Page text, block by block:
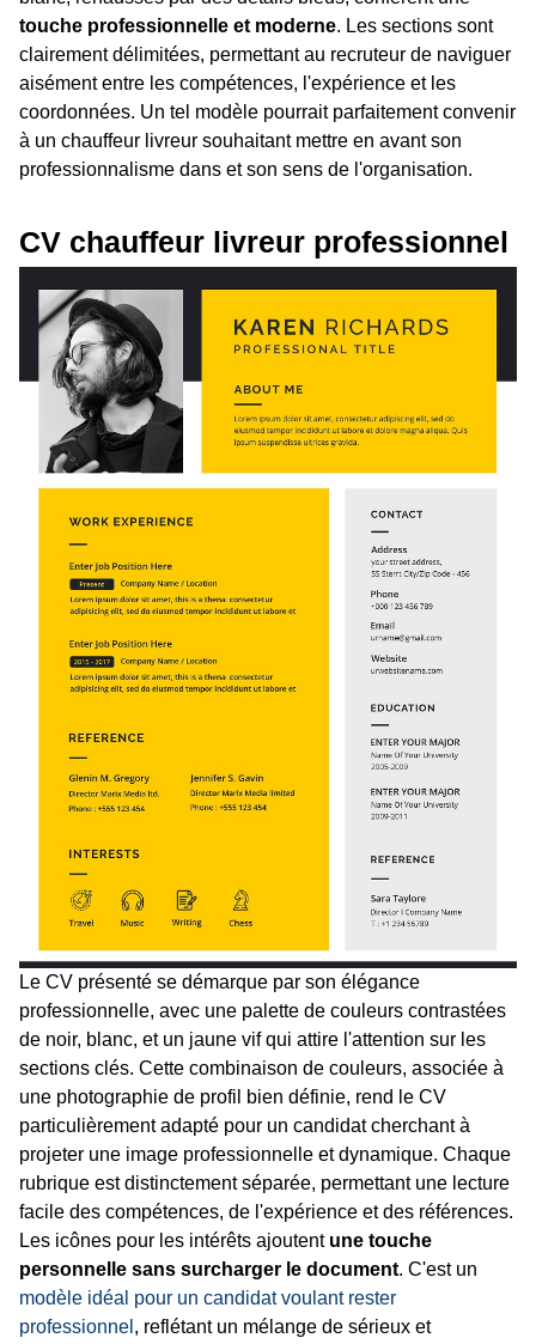
touche professionnelle et moderne. Les sections sont
clairement délimitées, permettant au recruteur de naviguer
aisément entre les compétences, l'expérience et les
coordonnées. Un tel modèle pourrait parfaitement convenir
à un chauffeur livreur souhaitant mettre en avant son
professionnalisme dans et son sens de l'organisation.
CV chauffeur livreur professionnel
Le CV présenté se démarque par son élégance
professionnelle, avec une palette de couleurs contrastées
de noir, blanc, et un jaune vif qui attire l'attention sur les
sections clés. Cette combinaison de couleurs, associée à
une photographie de profil bien définie, rend le CV
particulièrement adapté pour un candidat cherchant à
projeter une image professionnelle et dynamique. Chaque
rubrique est distinctement séparée, permettant une lecture
facile des compétences, de l'expérience et des références.
Les icônes pour les intérêts ajoutent une touche
personnelle sans surcharger le document. C'est un
modèle idéal pour un candidat voulant rester
professionnel , reflétant un mélange de sérieux et